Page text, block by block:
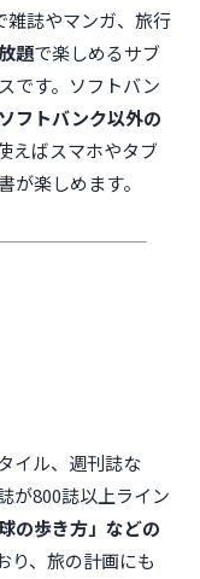
雑誌やマンガ、旅行
題で楽しめるサブ
です。ソフトバン
ソフトバンク以外の
えばスマホやタブ
が楽しめます。
イル、週刊誌な
が800誌以上ライン
の歩き方」などの
り、旅の計画にも